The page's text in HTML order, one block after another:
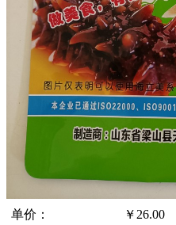
单价： ￥ 26.00